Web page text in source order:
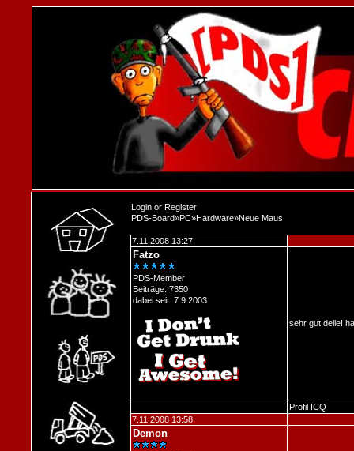
Login or Register
PDS-Board»PC»Hardware»Neue Maus
7.11.2008 13:27
Fatzo
PDS-Member
Beiträge: 7350
dabei seit: 7.9.2003
sehr gut delle!
Profil ICQ
7.11.2008 13:58
Demon